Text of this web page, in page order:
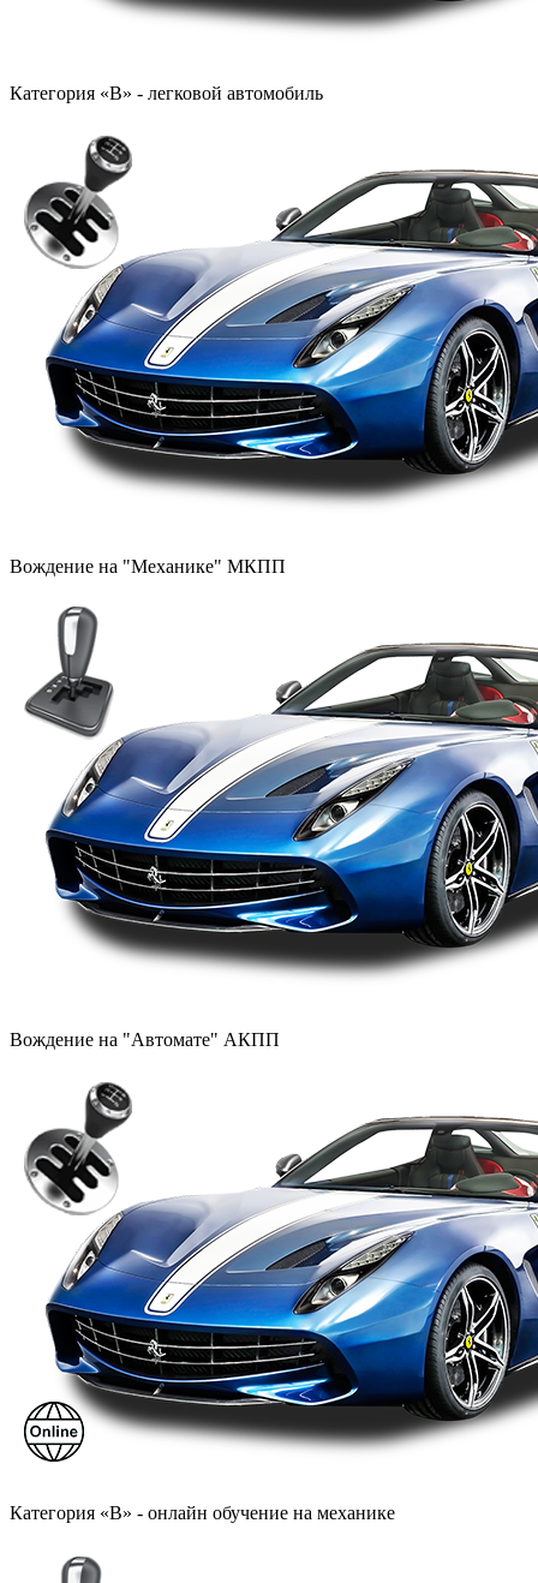
Категория «B» - легковой автомобиль
Вождение на "Механике" МКПП
Вождение на "Автомате" АКПП
Категория «B» - онлайн обучение на механике